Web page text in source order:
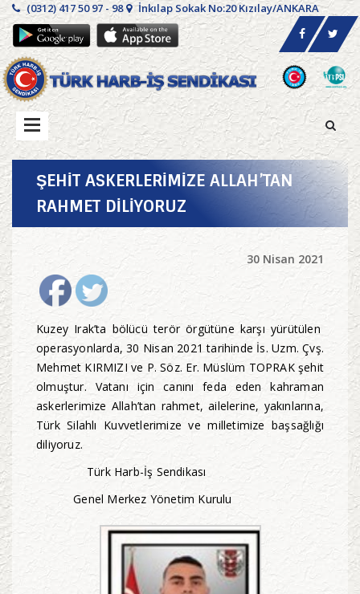
(0312) 417 50 97 - 98 İnkılap Sokak No:20 Kızılay/ANKARA
ŞEHİT ASKERLERİMİZE ALLAH’TAN
RAHMET DİLİYORUZ
30 Nisan 2021
Kuzey Irak’ta bölücü terör örgütüne karşı yürütülen
operasyonlarda, 30 Nisan 2021 tarihinde İs. Uzm. Çvş.
Mehmet KIRMIZI ve P. Söz. Er. Müslüm TOPRAK şehit
olmuştur. Vatanı için canını feda eden kahraman
askerlerimize Allah’tan rahmet, ailelerine, yakınlarına,
Türk Silahlı Kuvvetlerimize ve milletimize başsağlığı
diliyoruz.
Türk Harb-İş Sendikası
Genel Merkez Yönetim Kurulu